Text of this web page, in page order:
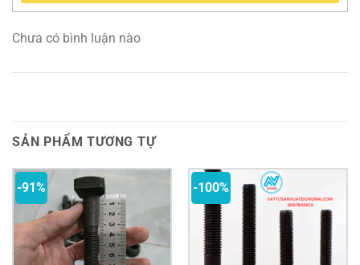
Chưa có bình luận nào
SẢN PHẨM TƯƠNG TỰ
-91% -100%